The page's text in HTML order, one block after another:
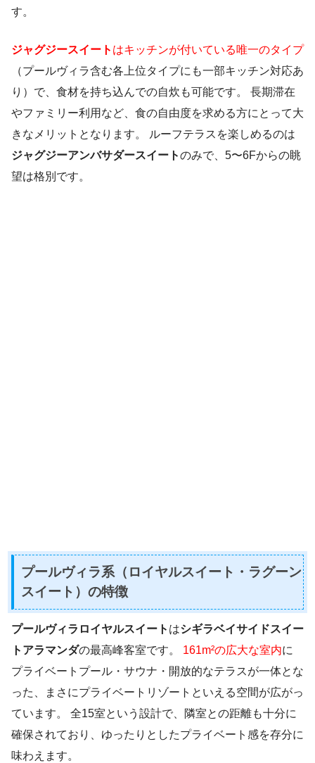
す。
ジャグジースイート はキッチンが付いている唯一のタイプ
（プールヴィラ含む各上位タイプにも一部キッチン対応あ
り）で、食材を持ち込んでの自炊も可能です。 長期滞在
やファミリー利用など、食の自由度を求める方にとって大
きなメリットとなります。 ルーフテラスを楽しめるのは
ジャグジーアンバサダースイートのみで、5〜6Fからの眺
望は格別です。
プールヴィラ系（ロイヤルスイート・ラグーン
スイート）の特徴
プールヴィラロイヤルスイート はシギラベイサイドスイー
トアラマンダの最高峰客室です。 161m²の広大な室内に
プライベートプール・サウナ・開放的なテラスが一体とな
った、まさにプライベートリゾートといえる空間が広がっ
ています。 全15室という設計で、隣室との距離も十分に
確保されており、ゆったりとしたプライベート感を存分に
味わえます。